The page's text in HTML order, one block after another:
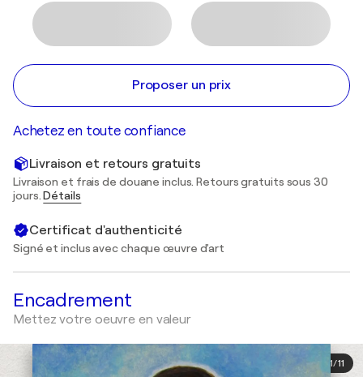
Proposer un prix
Achetez en toute confiance
Livraison et retours gratuits
Livraison et frais de douane inclus. Retours gratuits sous 30
jours.Détails
Certificat d'authenticité
Signé et inclus avec chaque œuvre d'art
Encadrement
Mettez votre oeuvre en valeur
1/11